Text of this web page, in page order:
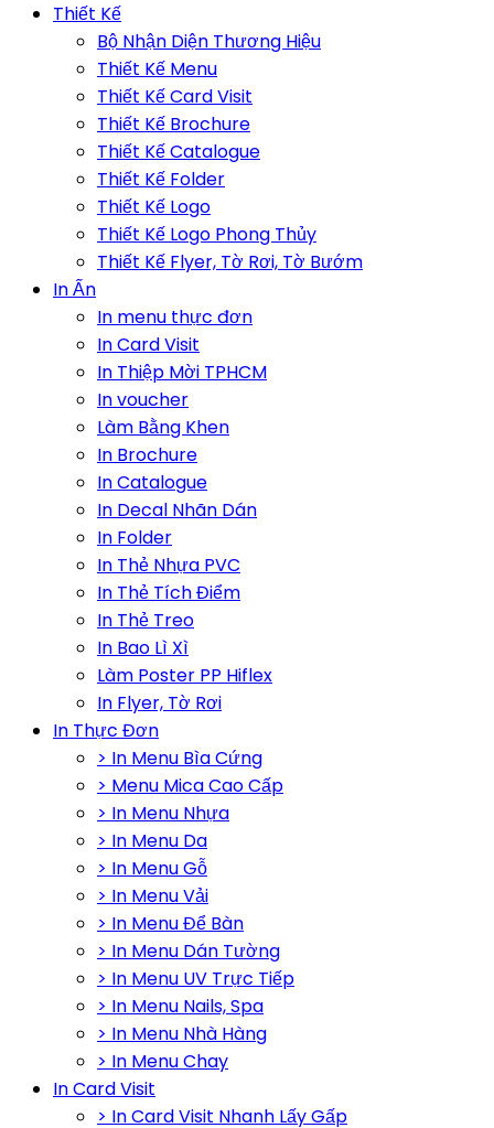
Thiết Kế
Bộ Nhận Diện Thương Hiệu
Thiết Kế Menu
Thiết Kế Card Visit
Thiết Kế Brochure
Thiết Kế Catalogue
Thiết Kế Folder
Thiết Kế Logo
Thiết Kế Logo Phong Thủy
Thiết Kế Flyer, Tờ Rơi, Tờ Bướm
In Ấn
In menu thực đơn
In Card Visit
In Thiệp Mời TPHCM
In voucher
Làm Bằng Khen
In Brochure
In Catalogue
In Decal Nhãn Dán
In Folder
In Thẻ Nhựa PVC
In Thẻ Tích Điểm
In Thẻ Treo
In Bao Lì Xì
Làm Poster PP Hiflex
In Flyer, Tờ Rơi
In Thực Đơn
> In Menu Bìa Cứng
> Menu Mica Cao Cấp
> In Menu Nhựa
> In Menu Da
> In Menu Gỗ
> In Menu Vải
> In Menu Để Bàn
> In Menu Dán Tường
> In Menu UV Trực Tiếp
> In Menu Nails, Spa
> In Menu Nhà Hàng
> In Menu Chay
In Card Visit
> In Card Visit Nhanh Lấy Gấp